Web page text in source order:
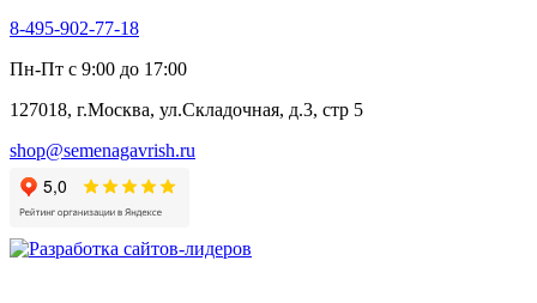
8-495-902-77-18
Пн-Пт с 9:00 до 17:00
127018, г.Москва, ул.Складочная, д.3, стр 5
shop@semenagavrish.ru